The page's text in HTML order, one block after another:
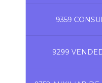
9359
9299